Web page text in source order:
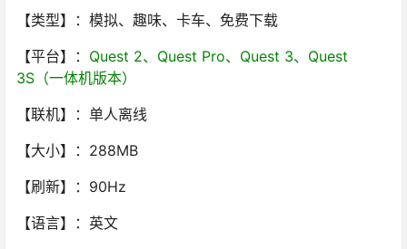
【类型】：模拟、趣味、卡车、免费下载
【平台】： Quest 2、Quest Pro、Quest 3、Quest
3S（一体机版本）
【联机】：单人离线
【大小】：288MB
【刷新】：90Hz
【语言】：英文